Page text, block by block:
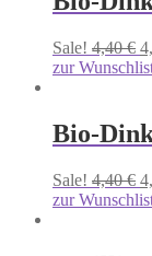
Sale! 4,40€
zur
Bio-
Sale! 4,40€
zur